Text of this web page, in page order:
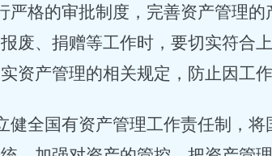
严格的审批制度，完善资产管理
废、捐赠等工作时，要切实符合
资产管理的相关规定，防止因工
健全国有资产管理工作责任制，